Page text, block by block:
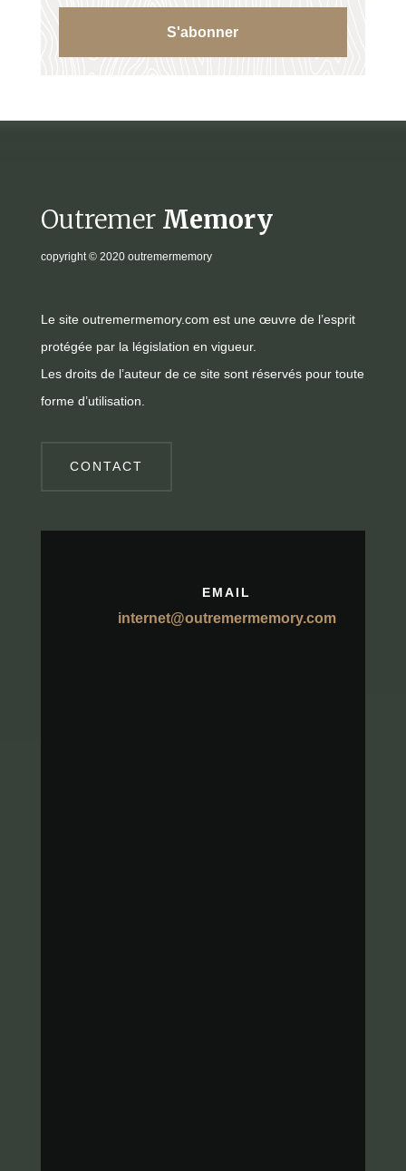
S'abonner
Outremer Memory
copyright© 2020 outremermemory
Le site outremermemory.com est une œuvre de l’esprit
protégée par la législation en vigueur.
Les droits de l’auteur de ce site sont réservés pour toute
forme d’utilisation.
CONTACT
EMAIL
internet@outremermemory.com